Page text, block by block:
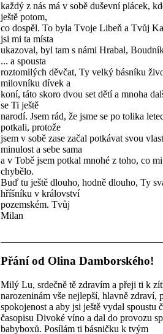
každý z nás má v sobě duševní plácek,
ještě potom,
co dospěl. To byla Tvoje Libeň a Tvůj
jsi mi ta místa
ukazoval, byl tam s námi Hrabal,
... a spousta
roztomilých děvčat, Ty velký básníku
milovníku dívek a
koní, táto skoro dvou set dětí a mnoha
se Ti ještě
narodí. Jsem rád, že jsme se po tolika
potkali, protože
jsem v sobě zase začal potkávat svou
minulost a sebe sama
a v Tobě jsem potkal mnohé z toho, co
chybělo.
Buď tu ještě dlouho, hodně dlouho, Ty
hříšníku v království
pozemském. Tvůj
Milan
Přání od Olina Damborského!
Milý Lu, srdečně tě zdravím a přeji ti k
narozeninám vše nejlepší, hlavně zdraví,
spokojenost a aby jsi ještě vydal spoustu
časopisu Divoké víno a dal do provozu
babyboxů. Posílám ti básničku k tvým